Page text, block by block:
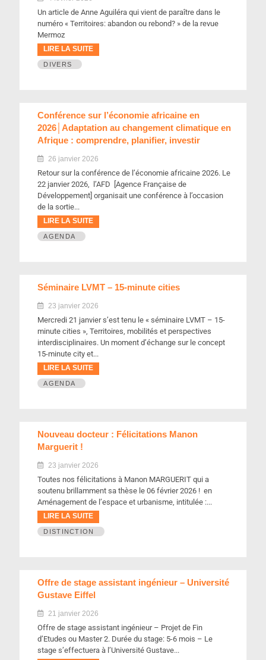
Un article de Anne Aguiléra qui vient de paraître dans le
numéro « Territoires: abandon ou rebond? » de la revue
Mermoz
LIRE LA SUITE
DIVERS
Conférence sur l’économie africaine en
2026│Adaptation au changement climatique en
Afrique : comprendre, planifier, investir
26 janvier 2026
Retour sur la conférence de l’économie africaine 2026. Le
22 janvier 2026, l’AFD [Agence Française de
Développement] organisait une conférence à l’occasion
de la sortie...
LIRE LA SUITE
AGENDA
Séminaire LVMT – 15-minute cities
23 janvier 2026
Mercredi 21 janvier s’est tenu le « séminaire LVMT – 15-
minute cities », Territoires, mobilités et perspectives
interdisciplinaires. Un moment d’échange sur le concept
15-minute city et...
LIRE LA SUITE
AGENDA
Nouveau docteur : Félicitations Manon
Marguerit !
23 janvier 2026
Toutes nos félicitations à Manon MARGUERIT qui a
soutenu brillamment sa thèse le 06 février 2026 ! en
Aménagement de l’espace et urbanisme, intitulée :...
LIRE LA SUITE
DISTINCTION
Offre de stage assistant ingénieur – Université
Gustave Eiffel
21 janvier 2026
Offre de stage assistant ingénieur – Projet de Fin
d’Etudes ou Master 2. Durée du stage: 5-6 mois – Le
stage s’effectuera à l’Université Gustave...